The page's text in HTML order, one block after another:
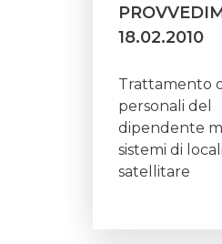
18.02.2010
Trattamento
personali del
dipendente
sistemi di
satellitare